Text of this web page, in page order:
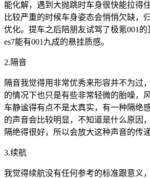
能化解，遇到大抛跳时车身很快能拉得
比较严重的时候车身姿态会悄悄欠缺，
优化。提车之后陪朋友试驾了极氪001
es7能有001九成的悬挂质感。
2.隔音
隔音我觉得用非常优秀来形容并不为过
的情况下也只是有些非常轻微的胎噪，
车静谧得有点不是太真实，有一种隔绝
的声音会比较明显，不知道是什么原因
隔绝得很好，所以会放大这种声音的传递
3.续航
我觉得续航没有任何参考的标准跟意义